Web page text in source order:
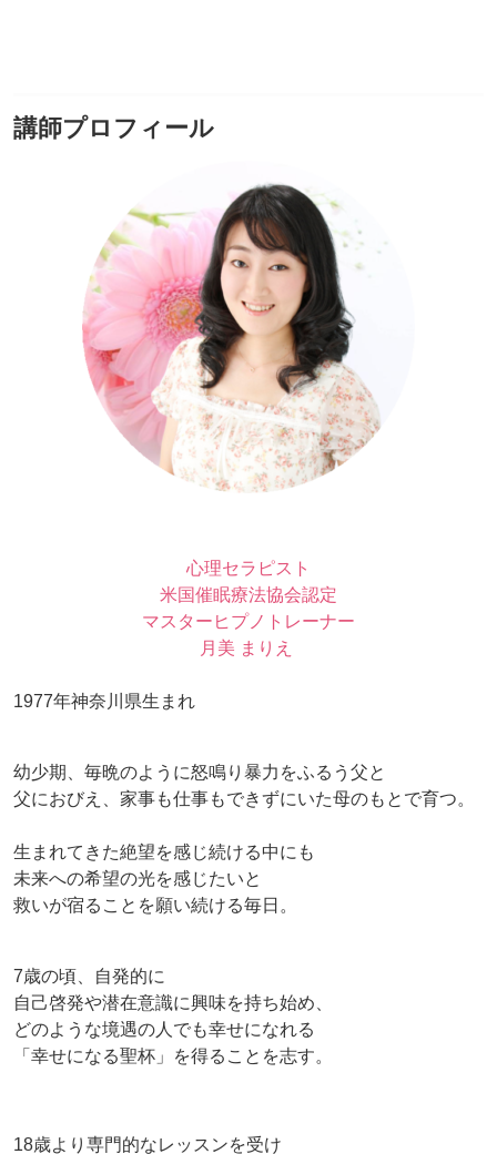
講師プロフィール
心理セラピスト
米国催眠療法協会認定
マスターヒプノトレーナー
月美 まりえ
1977年神奈川県生まれ
幼少期、毎晩のように怒鳴り暴力をふるう父と
父におびえ、家事も仕事もできずにいた母のもとで育つ。
生まれてきた絶望を感じ続ける中にも
未来への希望の光を感じたいと
救いが宿ることを願い続ける毎日。
7歳の頃、自発的に
自己啓発や潜在意識に興味を持ち始め、
どのような境遇の人でも幸せになれる
「幸せになる聖杯」を得ることを志す。
18歳より専門的なレッスンを受け